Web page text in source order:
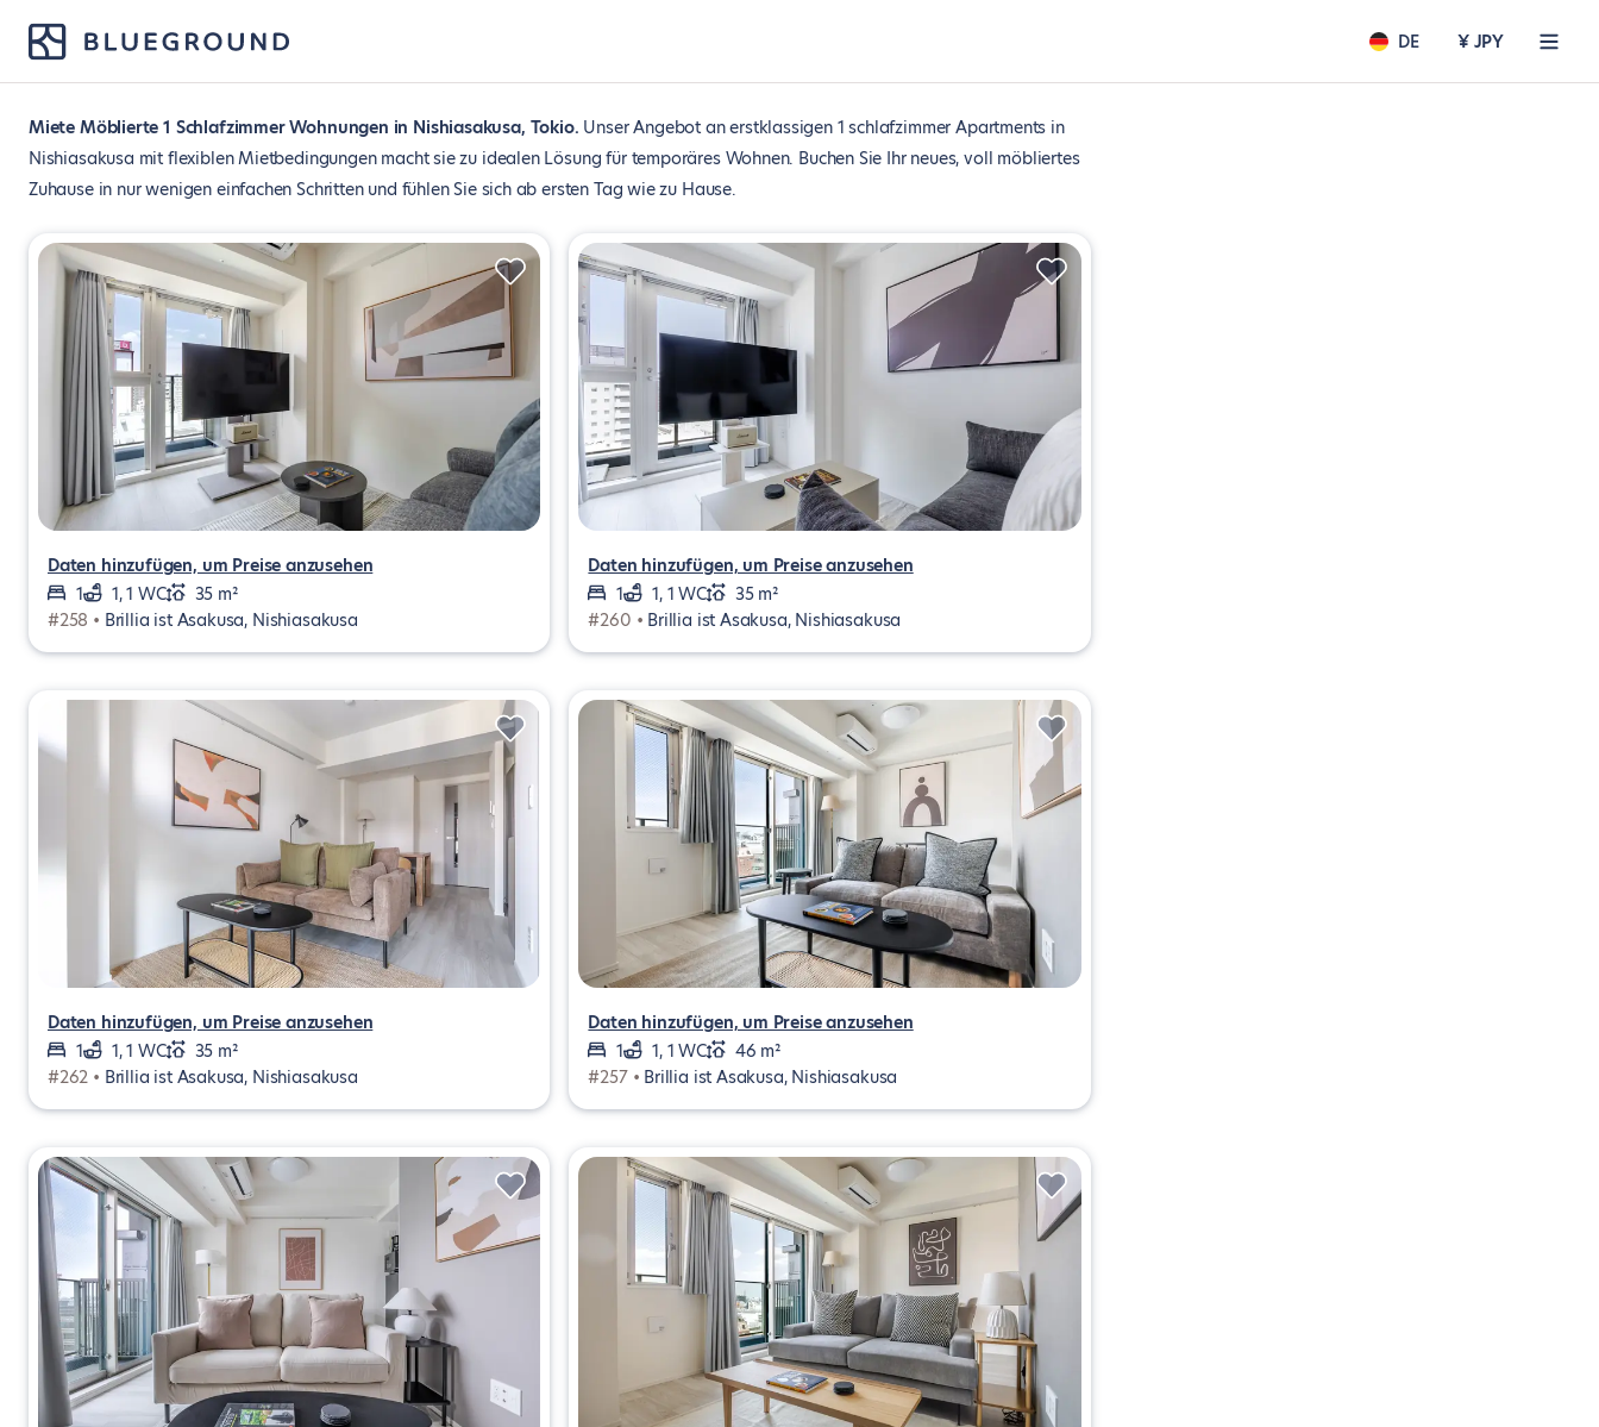
DE ¥ JPY
Miete Möblierte 1 Schlafzimmer Wohnungen in Nishiasakusa, Tokio Unser Angebot an erstklassigen 1 schlafzimmer Apartments in
Nishiasakusa mit flexiblen Mietbedingungen macht sie zu idealen Lösung für temporäres Wohnen. Buchen Sie Ihr neues, voll möbliertes
Zuhause in nur wenigen einfachen Schritten und fühlen Sie sich ab ersten Tag wie zu Hause.
Daten hinzufügen, um Preise anzusehen
1
1, 1 WC
35 m²
#258 •
Brillia ist Asakusa, Nishiasakusa
Daten hinzufügen, um Preise anzusehen
1
1, 1 WC
35 m²
#260 •
Brillia ist Asakusa, Nishiasakusa
Daten hinzufügen, um Preise anzusehen
1
1, 1 WC
35 m²
#262 •
Brillia ist Asakusa, Nishiasakusa
Daten hinzufügen, um Preise anzusehen
1
1, 1 WC
46 m²
#257 •
Brillia ist Asakusa, Nishiasakusa